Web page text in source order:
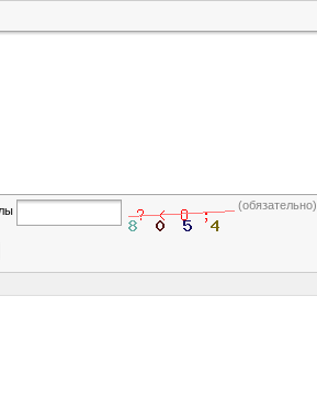
(обязательно)